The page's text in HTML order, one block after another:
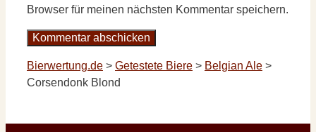
Browser für meinen nächsten Kommentar speichern.
Bierwertung.de > Getestete Biere > Belgian Ale >
Corsendonk Blond